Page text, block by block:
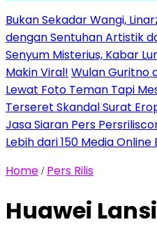
Bukan Sekadar Wangi,
dengan Sentuhan Artistik
Senyum Misterius, Kabar
Makin Viral! Wulan Guritno
Lewat Foto Teman Tapi
Terseret Skandal Surat
Jasa Siaran Pers
Lebih dari 150 Media
Home / Pers Rilis
Huawei